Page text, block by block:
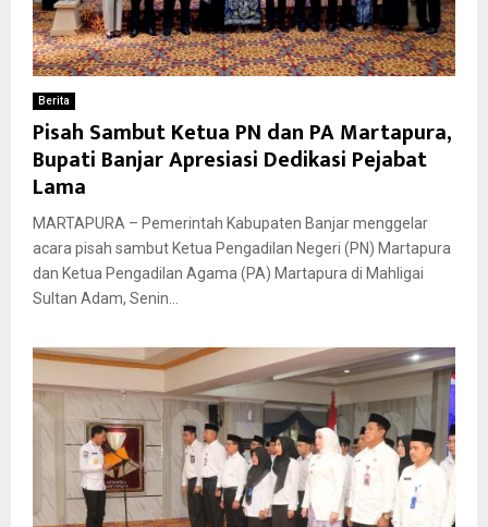
Berita
Pisah Sambut Ketua PN dan PA Martapura,
Bupati Banjar Apresiasi Dedikasi Pejabat
Lama
MARTAPURA – Pemerintah Kabupaten Banjar menggelar
acara pisah sambut Ketua Pengadilan Negeri (PN) Martapura
dan Ketua Pengadilan Agama (PA) Martapura di Mahligai
Sultan Adam, Senin...